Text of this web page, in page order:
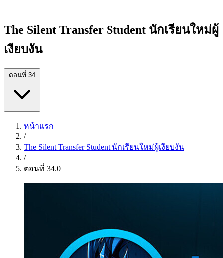
The Silent Transfer Student นักเรียนใหม่ผู้
เงียบงัน
ตอนที่ 34
หน้าแรก
/
The Silent Transfer Student นักเรียนใหม่ผู้เงียบงัน
/
ตอนที่ 34.0